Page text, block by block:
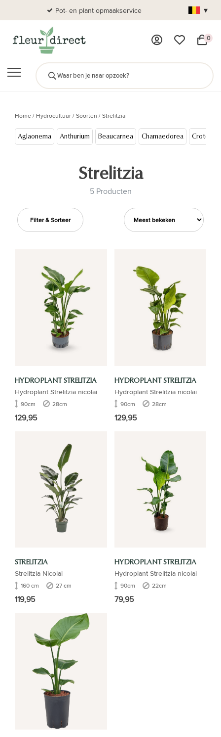
Pot- en plant opmaakservice ▾
0
Home/ Hydrocultuur/Soorten /Strelitzia
Aglaonema Anthurium Beaucarnea Chamaedorea Croton
Strelitzia
5 Producten
Filter & Sorteer
HYDROPLANT STRELITZIA
Hydroplant Strelitzia nicolai
90cm 28cm
129,95
HYDROPLANT STRELITZIA
Hydroplant Strelitzia nicolai
90cm 28cm
129,95
STRELITZIA
Strelitzia Nicolai
160 cm 27 cm
119,95
HYDROPLANT STRELITZIA
Hydroplant Strelitzia nicolai
90cm 22cm
79,95